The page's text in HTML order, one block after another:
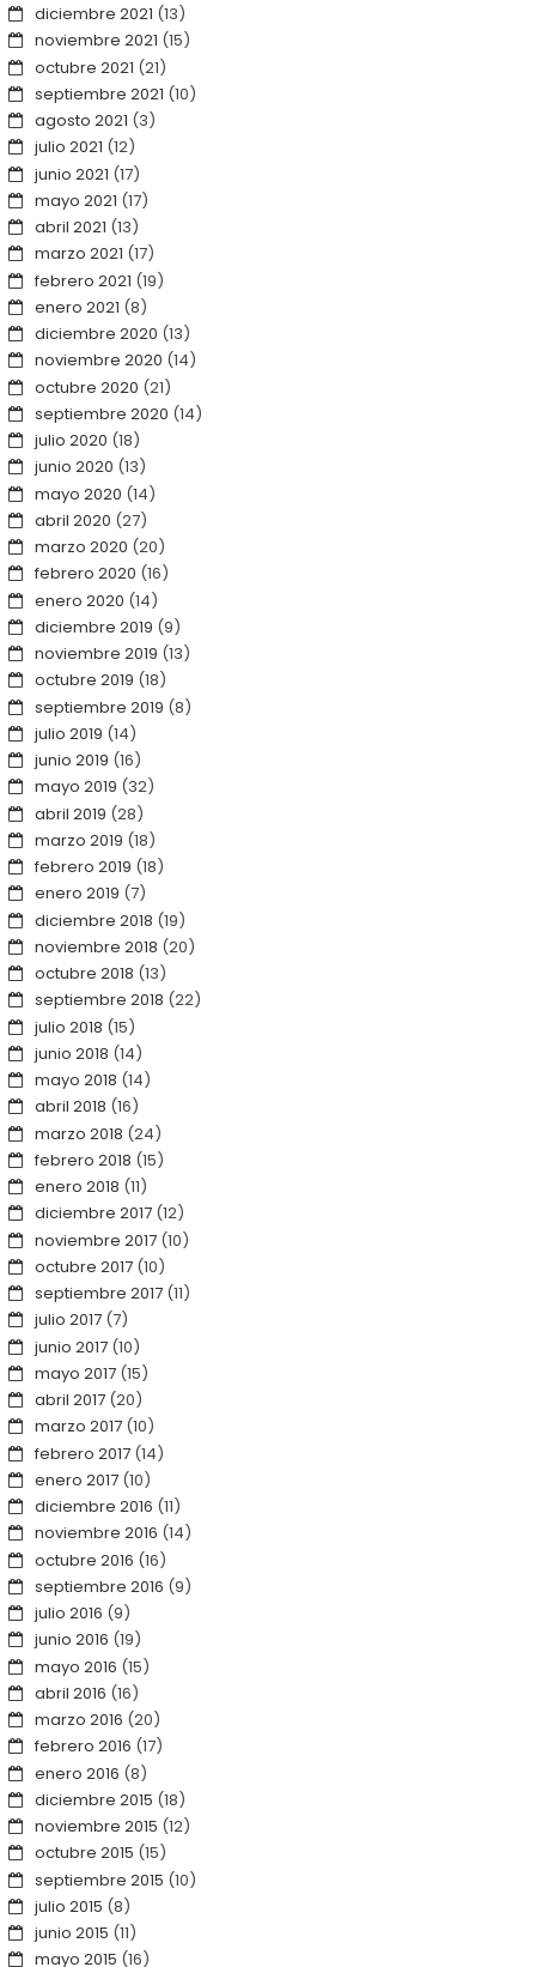
diciembre 2021 (13)
noviembre 2021 (15)
octubre 2021 (21)
septiembre 2021 (10)
agosto 2021 (3)
julio 2021 (12)
junio 2021 (17)
mayo 2021 (17)
abril 2021 (13)
marzo 2021 (17)
febrero 2021 (19)
enero 2021 (8)
diciembre 2020 (13)
noviembre 2020 (14)
octubre 2020 (21)
septiembre 2020 (14)
julio 2020 (18)
junio 2020 (13)
mayo 2020 (14)
abril 2020 (27)
marzo 2020 (20)
febrero 2020 (16)
enero 2020 (14)
diciembre 2019 (9)
noviembre 2019 (13)
octubre 2019 (18)
septiembre 2019 (8)
julio 2019 (14)
junio 2019 (16)
mayo 2019 (32)
abril 2019 (28)
marzo 2019 (18)
febrero 2019 (18)
enero 2019 (7)
diciembre 2018 (19)
noviembre 2018 (20)
octubre 2018 (13)
septiembre 2018 (22)
julio 2018 (15)
junio 2018 (14)
mayo 2018 (14)
abril 2018 (16)
marzo 2018 (24)
febrero 2018 (15)
enero 2018 (11)
diciembre 2017(12)
noviembre 2017(10)
octubre 2017(10)
septiembre 2017(11)
julio 2017(7)
junio 2017(10)
mayo 2017(15)
abril 2017(20)
marzo 2017(10)
febrero 2017(14)
enero 2017(10)
diciembre 2016 (11)
noviembre 2016 (14)
octubre 2016 (16)
septiembre 2016 (9)
julio 2016 (9)
junio 2016 (19)
mayo 2016 (15)
abril 2016 (16)
marzo 2016 (20)
febrero 2016 (17)
enero 2016 (8)
diciembre 2015 (18)
noviembre 2015 (12)
octubre 2015 (15)
septiembre 2015 (10)
julio 2015 (8)
junio 2015 (11)
mayo 2015 (16)